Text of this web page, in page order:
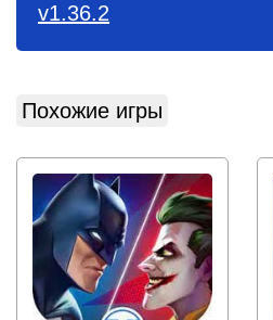
v1.36.2
Похожие игры